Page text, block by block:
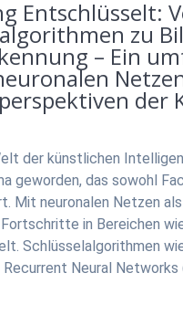
Entschlüsselt:
zu
– Ein
der
der künstlichen
geworden, das sowohl
Mit neuronalen Netzen
in Bereichen
Schlüsselalgorithmen
Neural